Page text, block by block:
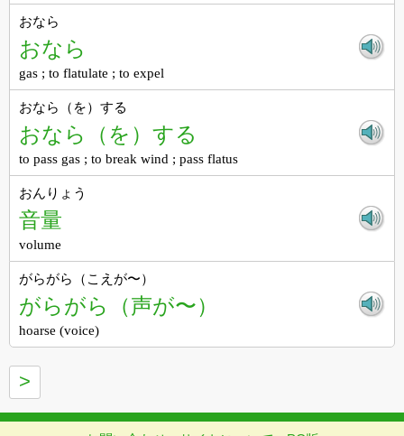
おなら
おなら
gas ; to flatulate ; to expel
おなら（を）する
おなら（を）する
to pass gas ; to break wind ; pass flatus
おんりょう
音量
volume
がらがら（こえが〜）
がらがら（声が〜）
hoarse (voice)
>